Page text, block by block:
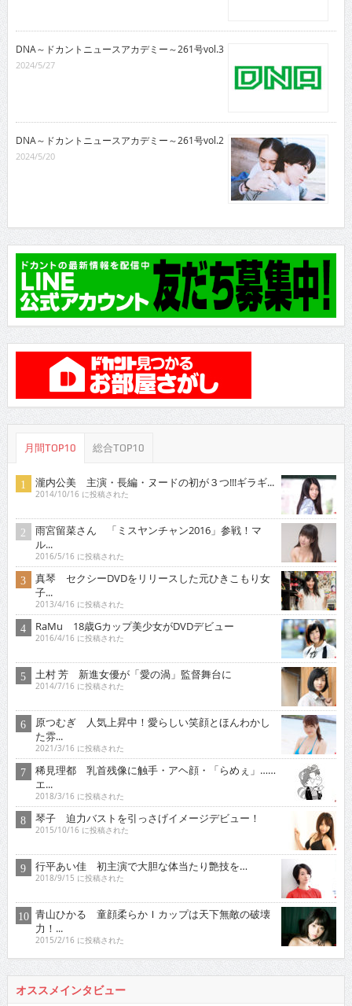
DNA～ドカントニュースアカデミー～261号vol.3
2024/5/27
DNA～ドカントニュースアカデミー～261号vol.2
2024/5/20
月間TOP10 総合TOP10
瀧内公美 主演・長編・ヌードの初が３つ!!!ギラギ...
2014/10/16 に投稿された
雨宮留菜さん 「ミスヤンチャン2016」参戦！マ
ル...
2016/5/16 に投稿された
真琴 セクシーDVDをリリースした元ひきこもり女
子...
2013/4/16 に投稿された
RaMu 18歳Gカップ美少女がDVDデビュー
2016/4/16 に投稿された
土村 芳 新進女優が「愛の渦」監督舞台に
2014/7/16 に投稿された
原つむぎ 人気上昇中！愛らしい笑顔とほんわかし
た雰...
2021/3/16 に投稿された
稀見理都 乳首残像に触手・アヘ顔・「らめぇ」……
エ...
2018/3/16 に投稿された
琴子 迫力バストを引っさげイメージデビュー！
2015/10/16 に投稿された
行平あい佳 初主演で大胆な体当たり艶技を…
2018/9/15 に投稿された
青山ひかる 童顔柔らかＩカップは天下無敵の破壊
力！...
2015/2/16 に投稿された
オススメインタビュー